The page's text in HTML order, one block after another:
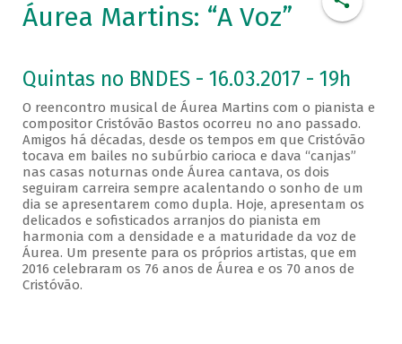
Áurea Martins: “A Voz”
Quintas no BNDES - 16.03.2017 - 19h
O reencontro musical de Áurea Martins com o pianista e
compositor Cristóvão Bastos ocorreu no ano passado.
Amigos há décadas, desde os tempos em que Cristóvão
tocava em bailes no subúrbio carioca e dava “canjas”
nas casas noturnas onde Áurea cantava, os dois
seguiram carreira sempre acalentando o sonho de um
dia se apresentarem como dupla. Hoje, apresentam os
delicados e sofisticados arranjos do pianista em
harmonia com a densidade e a maturidade da voz de
Áurea. Um presente para os próprios artistas, que em
2016 celebraram os 76 anos de Áurea e os 70 anos de
Cristóvão.